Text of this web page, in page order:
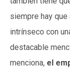
siempre hay
intrínseco con
destacable
menciona, el